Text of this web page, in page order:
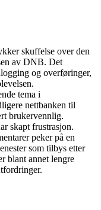
skuffelse over den
av DNB. Det
og overføringer,
tema i
nettbanken til
brukervennlig.
skapt frustrasjon.
peker på en
som tilbys etter
blant annet lengre